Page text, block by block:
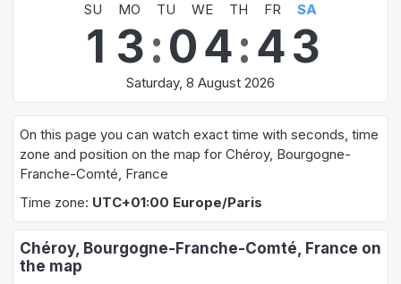
SU
MO TU WE TH FR SA
1 3:04:44
Saturday, 8 August 2026
On this page you can watch exact time with seconds, time
zone and position on the map for Chéroy, Bourgogne-
Franche-Comté, France
Time zone: UTC+01:00 Europe/Paris
Chéroy, Bourgogne-Franche-Comté, France on
the map